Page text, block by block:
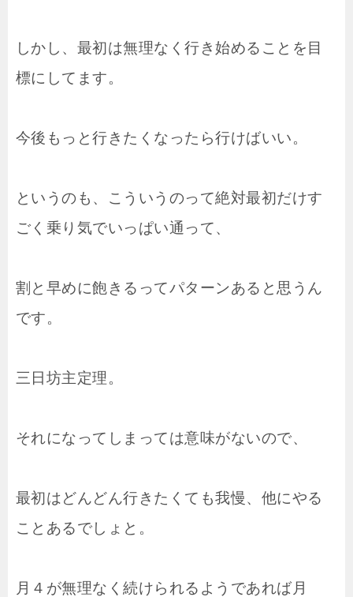
しかし、最初は無理なく行き始めることを目
標にしてます。
今後もっと行きたくなったら行けばいい。
というのも、こういうのって絶対最初だけす
ごく乗り気でいっぱい通って、
割と早めに飽きるってパターンあると思うん
です。
三日坊主定理。
それになってしまっては意味がないので、
最初はどんどん行きたくても我慢、他にやる
ことあるでしょと。
月４が無理なく続けられるようであれば月